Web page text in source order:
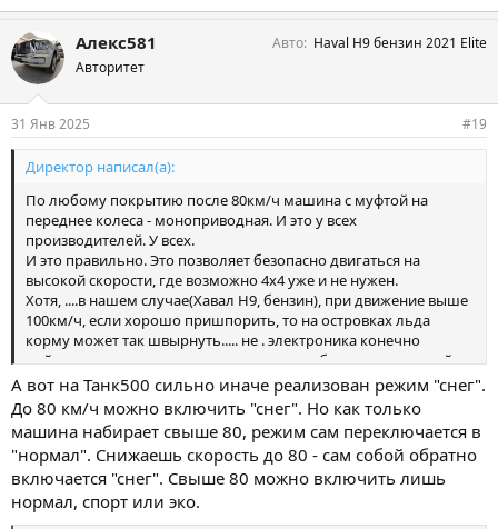
Алекс581
Авторитет
Авто Haval H9 бензин 2021 Elite
31 Янв 2025 #19
Директор написал(а):
По любому покрытию после 80км/ч машина с муфтой на
переднее колеса - моноприводная. И это у всех
производителей. У всех.
И это правильно. Это позволяет безопасно двигаться на
высокой скорости, где возможно 4х4 уже и не нужен.
Хотя, ....в нашем случае(Хавал Н9, бензин), при движение выше
100км/ч, если хорошо пришпорить, то на островках льда
корму может так швырнуть..... не . электроника конечно
поймает и все выровняет, но пока она соображает, кирпичей
можно наложить. Потому я и написал, чтозимнийрежим тут
как раз выручает, там коробка быстрее перебирает передача
вверх и не спешит сбрасывать передачи на ускорении. Скажем
,идешь 120км/ч и все хорошо, но вот надо обогнать. Крутишь
наСнеги тапку в пол. И более/менее ровно ускоряешься.
Обогнал, крути обратно вавто. Так и ездишь по трассе во
время межсезонья.
А вот на Танк500 сильно иначе реализован режим "снег".
До 80 км/ч можно включить "снег". Но как только
машина набирает свыше 80, режим сам переключается в
"нормал". Снижаешь скорость до 80 - сам собой обратно
включается "снег". Свыше 80 можно включить лишь
нормал, спорт или эко.